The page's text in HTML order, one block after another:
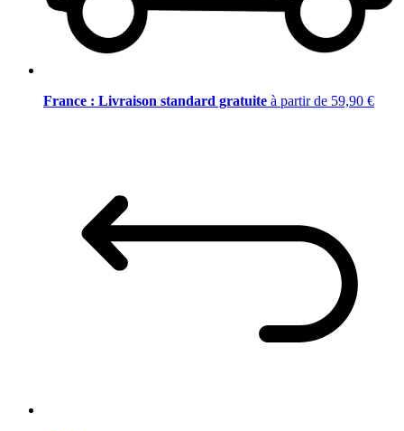
France : Livraison standard gratuite à partir de 59,90 €